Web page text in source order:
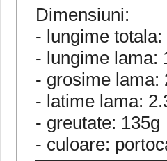
Dimensiuni:
- lungime
- lungime lama:
- grosime lama:
- latime lama:
- greutate: 135g
- culoare: